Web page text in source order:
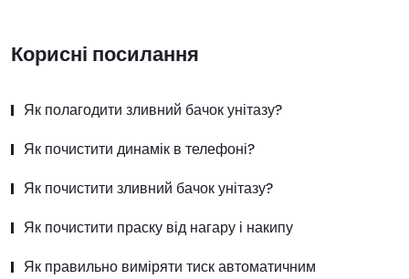
Корисні посилання
Як полагодити зливний бачок унітазу?
Як почистити динамік в телефоні?
Як почистити зливний бачок унітазу?
Як почистити праску від нагару і накипу
Як правильно виміряти тиск автоматичним